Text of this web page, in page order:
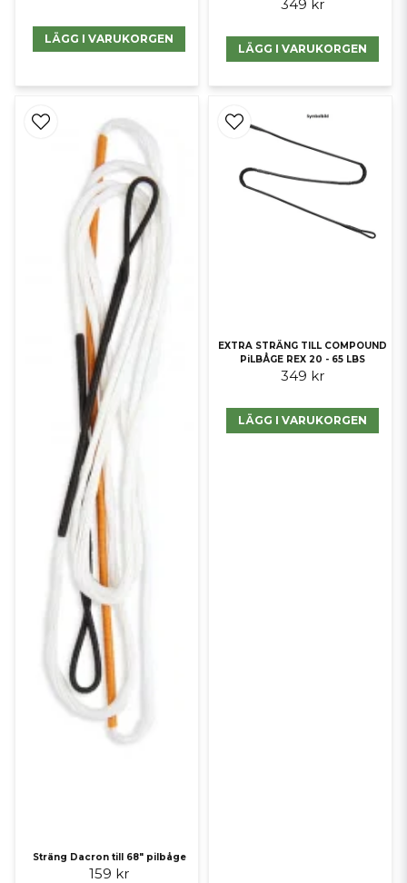
LÄGG I VARUKORGEN
349 kr
LÄGG I VARUKORGEN
Sträng Dacron till 68" pilbåge
159 kr
EXTRA STRÄNG TILL COMPOUND
PiLBÅGE REX 20 - 65 LBS
349 kr
LÄGG I VARUKORGEN